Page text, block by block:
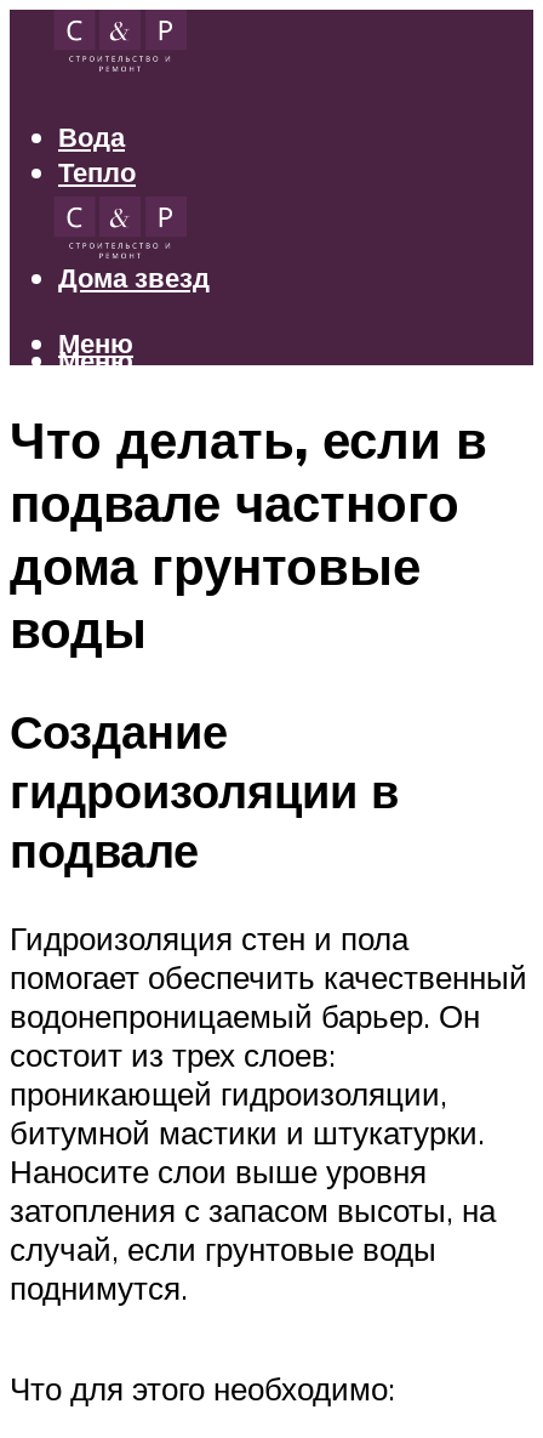
Вода
Тепло
Электрика
Свет
Дома звезд
Меню
Меню
Что делать, если в
подвале частного
дома грунтовые
воды
Создание
гидроизоляции в
подвале
Гидроизоляция стен и пола
помогает обеспечить качественный
водонепроницаемый барьер. Он
состоит из трех слоев:
проникающей гидроизоляции,
битумной мастики и штукатурки.
Наносите слои выше уровня
затопления с запасом высоты, на
случай, если грунтовые воды
поднимутся.
Что для этого необходимо: